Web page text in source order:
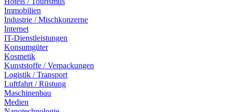
Immobilien
Industrie / Mischkonzerne
Internet
IT-Dienstleistungen
Konsumgüter
Kosmetik
Kunststoffe / Verpackungen
Logistik / Transport
Luftfahrt / Rüstung
Maschinenbau
Medien